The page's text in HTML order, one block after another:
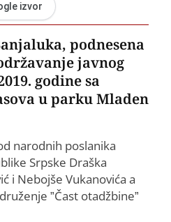
izvor
podnesena
javnog
godine sa
u parku Mladen
narodnih poslanika
Srpske Draška
i Nebojše Vukanovića a
”Čast otadžbine”